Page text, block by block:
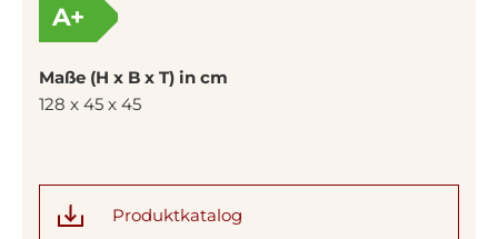
A+
Maße (H x B x T) in cm
128 x 45 x 45
Produktkatalog